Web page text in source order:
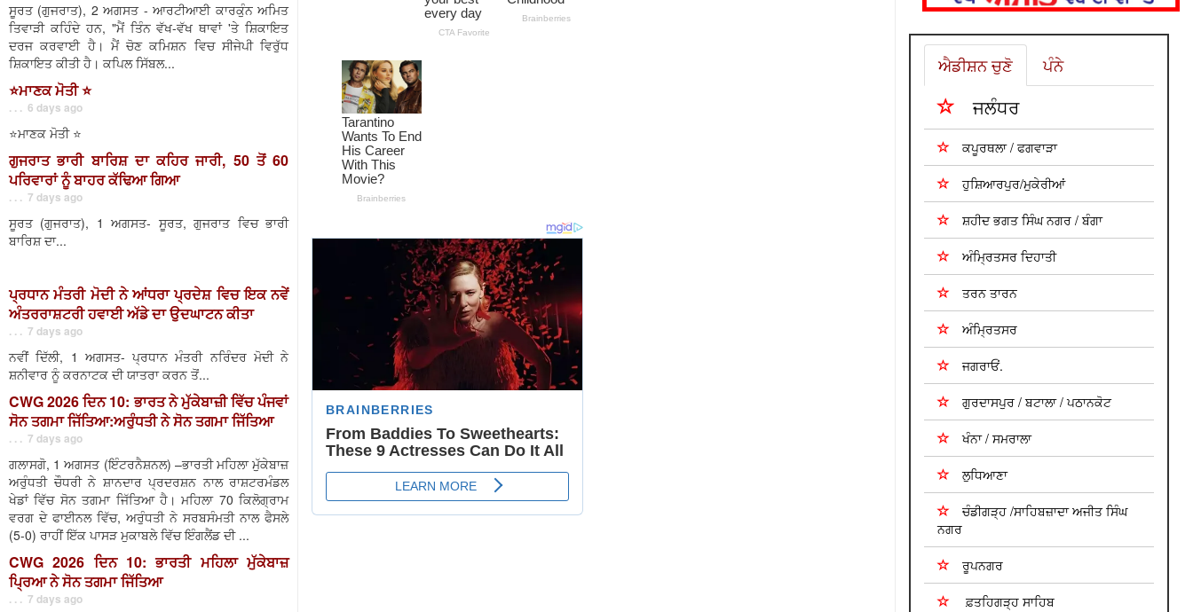
ਸੂਰਤ (ਗੁਜਰਾਤ), 2 ਅਗਸਤ - ਆਰਟੀਆਈ ਕਾਰਕੁੰਨ ਅਮਿਤ
ਤਿਵਾੜੀ ਕਹਿੰਦੇ ਹਨ, "ਮੈਂ ਤਿੰਨ ਵੱਖ-ਵੱਖ ਥਾਵਾਂ 'ਤੇ ਸ਼ਿਕਾਇਤ
ਦਰਜ ਕਰਵਾਈ ਹੈ। ਮੈਂ ਚੋਣ ਕਮਿਸ਼ਨ ਵਿਚ ਸੀਜੇਪੀ ਵਿਰੁੱਧ
ਸ਼ਿਕਾਇਤ ਕੀਤੀ ਹੈ। ਕਪਿਲ ਸਿੱਬਲ...
⭐️ਮਾਣਕ ਮੋਤੀ ⭐️
. . . 6 days ago
⭐️ਮਾਣਕ ਮੋਤੀ ⭐️
ਗੁਜਰਾਤ ਭਾਰੀ ਬਾਰਿਸ਼ ਦਾ ਕਹਿਰ ਜਾਰੀ, 50 ਤੋਂ 60
ਪਰਿਵਾਰਾਂ ਨੂੰ ਬਾਹਰ ਕੱਢਿਆ ਗਿਆ
. . . 7 days ago
ਸੂਰਤ (ਗੁਜਰਾਤ), 1 ਅਗਸਤ- ਸੂਰਤ, ਗੁਜਰਾਤ ਵਿਚ ਭਾਰੀ
ਬਾਰਿਸ਼ ਦਾ...
ਪ੍ਰਧਾਨ ਮੰਤਰੀ ਮੋਦੀ ਨੇ ਆਂਧਰਾ ਪ੍ਰਦੇਸ਼ ਵਿਚ ਇਕ ਨਵੇਂ
ਅੰਤਰਰਾਸ਼ਟਰੀ ਹਵਾਈ ਅੱਡੇ ਦਾ ਉਦਘਾਟਨ ਕੀਤਾ
. . . 7 days ago
ਨਵੀਂ ਦਿੱਲੀ, 1 ਅਗਸਤ- ਪ੍ਰਧਾਨ ਮੰਤਰੀ ਨਰਿੰਦਰ ਮੋਦੀ ਨੇ
ਸ਼ਨੀਵਾਰ ਨੂੰ ਕਰਨਾਟਕ ਦੀ ਯਾਤਰਾ ਕਰਨ ਤੋਂ...
CWG 2026 ਦਿਨ 10: ਭਾਰਤ ਨੇ ਮੁੱਕੇਬਾਜ਼ੀ ਵਿੱਚ ਪੰਜਵਾਂ
ਸੋਨ ਤਗਮਾ ਜਿੱਤਿਆ:ਅਰੁੰਧਤੀ ਨੇ ਸੋਨ ਤਗਮਾ ਜਿੱਤਿਆ
. . . 7 days ago
ਗਲਾਸਗੋ, 1 ਅਗਸਤ (ਇੰਟਰਨੈਸ਼ਨਲ) –ਭਾਰਤੀ ਮਹਿਲਾ ਮੁੱਕੇਬਾਜ਼
ਅਰੁੰਧਤੀ ਚੌਧਰੀ ਨੇ ਸ਼ਾਨਦਾਰ ਪ੍ਰਦਰਸ਼ਨ ਨਾਲ ਰਾਸ਼ਟਰਮੰਡਲ
ਖੇਡਾਂ ਵਿੱਚ ਸੋਨ ਤਗਮਾ ਜਿੱਤਿਆ ਹੈ। ਮਹਿਲਾ 70 ਕਿਲੋਗ੍ਰਾਮ
ਵਰਗ ਦੇ ਫਾਈਨਲ ਵਿੱਚ, ਅਰੁੰਧਤੀ ਨੇ ਸਰਬਸੰਮਤੀ ਨਾਲ ਫੈਸਲੇ
(5-0) ਰਾਹੀਂ ਇੱਕ ਪਾਸੜ ਮੁਕਾਬਲੇ ਵਿੱਚ ਇੰਗਲੈਂਡ ਦੀ ...
CWG 2026 ਦਿਨ 10: ਭਾਰਤੀ ਮਹਿਲਾ ਮੁੱਕੇਬਾਜ਼
ਪ੍ਰਿਆ ਨੇ ਸੋਨ ਤਗਮਾ ਜਿੱਤਿਆ
. . . 7 days ago
ਐਡੀਸ਼ਨ ਚੁਣੋ ਪੰਨੇ
ਜਲੰਧਰ
ਕਪੂਰਥਲਾ / ਫਗਵਾੜਾ
ਹੁਸ਼ਿਆਰਪੁਰ/ਮੁਕੇਰੀਆਂ
ਸ਼ਹੀਦ ਭਗਤ ਸਿੰਘ ਨਗਰ / ਬੰਗਾ
ਅੰਮ੍ਰਿਤਸਰ ਦਿਹਾਤੀ
ਤਰਨ ਤਾਰਨ
ਅੰਮ੍ਰਿਤਸਰ
ਜਗਰਾਓਂ.
ਗੁਰਦਾਸਪੁਰ / ਬਟਾਲਾ / ਪਠਾਨਕੋਟ
ਖੰਨਾ / ਸਮਰਾਲਾ
ਲੁਧਿਆਣਾ
ਚੰਡੀਗੜ੍ਹ /ਸਾਹਿਬਜ਼ਾਦਾ ਅਜੀਤ ਸਿੰਘ
ਨਗਰ
ਰੂਪਨਗਰ
ਫ਼ਤਹਿਗੜ੍ਹ ਸਾਹਿਬ